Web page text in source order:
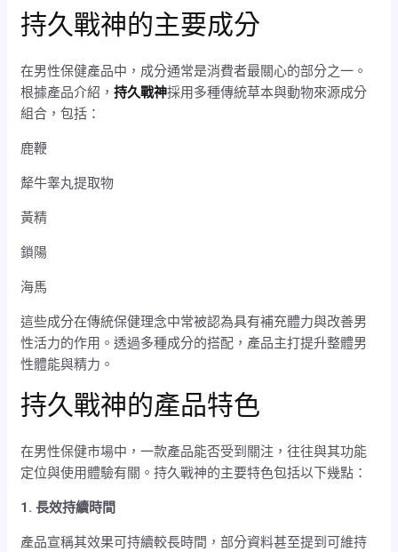
持久戰神的主要成分
在男性保健產品中，成分通常是消費者最關心的部分之一。
根據產品介紹，持久戰神採用多種傳統草本與動物來源成分
組合，包括：
鹿鞭
犛牛睾丸提取物
黃精
鎖陽
海馬
這些成分在傳統保健理念中常被認為具有補充體力與改善男
性活力的作用。透過多種成分的搭配，產品主打提升整體男
性體能與精力。
持久戰神的產品特色
在男性保健市場中，一款產品能否受到關注，往往與其功能
定位與使用體驗有關。持久戰神的主要特色包括以下幾點：
1. 長效持續時間
產品宣稱其效果可持續較長時間，部分資料甚至提到可維持